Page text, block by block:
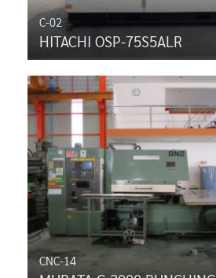
C-02
HITACHI OSP-75S5ALR
CNC-14